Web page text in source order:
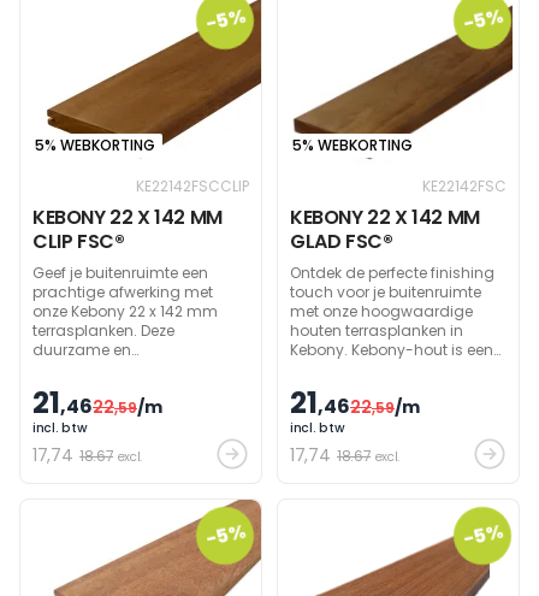
houtcomposiet van Silvadec
profiteert van de voordelen
van een specifieke
fabricagetechnologie die
haar uitzonderlijke
kenmerken bezorgt. De
kleuren blijven stabiel in de
en huishoudelijke vlekken
kunnen zeer gemakkelijk
dus voor alle soorten gebruik.
-5%
5% WEBKORTING
KE22142FSCCLIP
KEBONY 22 X 142 MM
CLIP FSC®
Geef je buitenruimte een
prachtige afwerking met
onze Kebony 22 x 142 mm
terrasplanken. Deze
duurzame en
planken van topkwaliteit
transformeren je tuin naar
een sfeervolle plek.
21,4622,59/m
incl. btw
17,74 18.67 excl.
-5%
5% WEBKORTING
KE22142FSC
KEBONY 22 X 142 MM
GLAD FSC®
Ontdek de perfecte finishing
touch voor je buitenruimte
met onze hoogwaardige
houten terrasplanken in
Kebony. Kebony-hout is een
milieuvriendelijke keuze, dat
weerbestendig is en
jarenlang meegaat.
21,4622,59/m
incl. btw
17,74 18.67 excl.
-5% -5%